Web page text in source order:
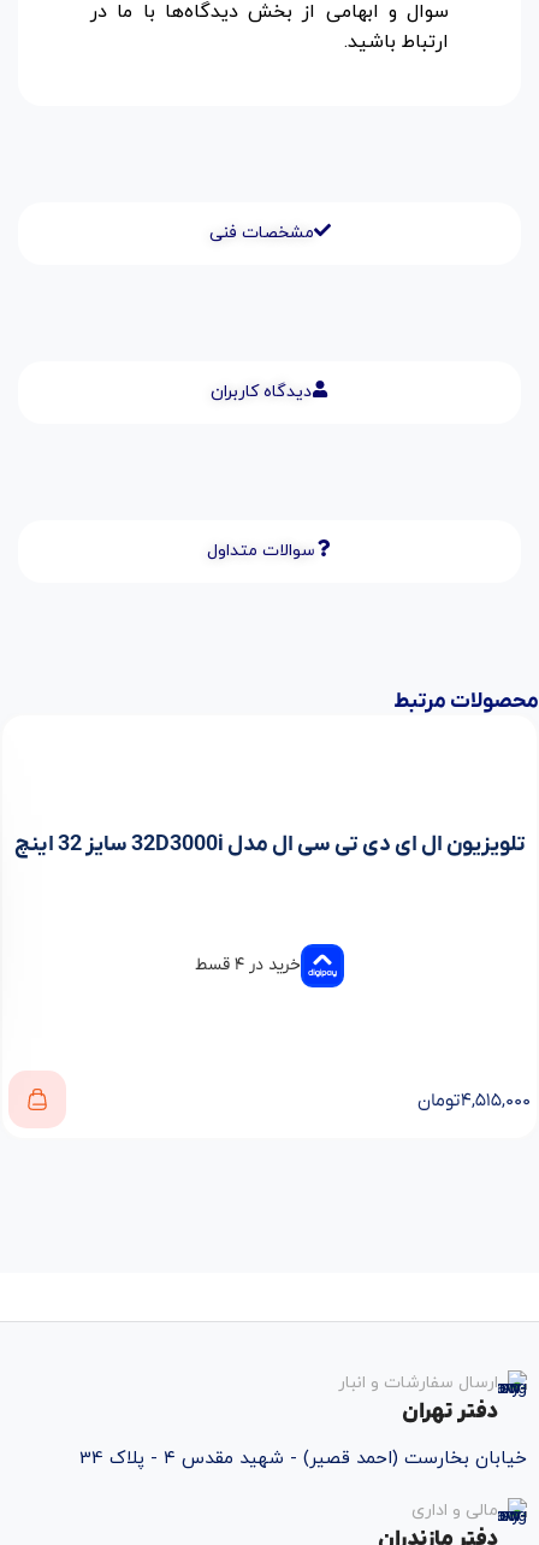
مشخصات فنی
دیدگاه کاربران
سوالات متداول
سوال و ابهامی از بخش دیدگاه‌ها با ما در
ارتباط باشید.
محصولات مرتبط
تلویزیون ال ای دی تی سی ال مدل 32D3000i سایز 32 اینچ
خرید در ۴ قسط
۴,۵۱۵,۰۰۰تومان
ارسال سفارشات و انبار
دفتر تهران
خیابان بخارست (احمد قصیر) - شهید مقدس ۴ - پلاک 34
مالی و اداری
دفتر مازندران